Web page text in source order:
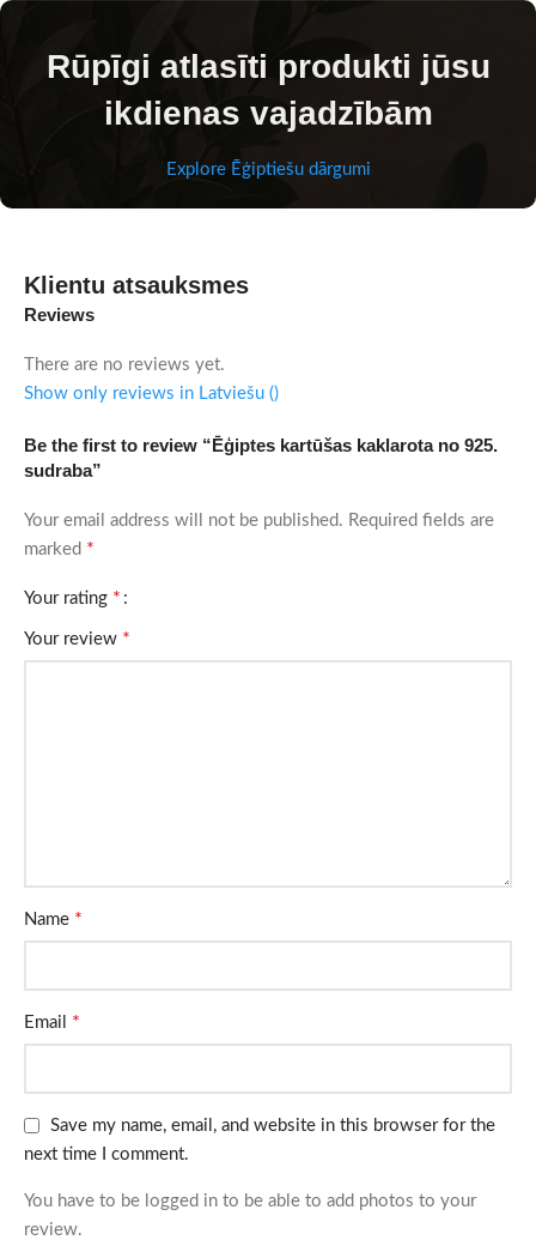
Rūpīgi atlasīti produkti jūsu
ikdienas vajadzībām
Explore Ēģiptiešu dārgumi
Klientu atsauksmes
Reviews
There are no reviews yet.
Show only reviews in Latviešu ()
Be the first to review “Ēģiptes kartūšas kaklarota no 925.
sudraba”
Your email address will not be published. Required fields are
marked *
Your rating *
Your review *
Name *
Email *
Save my name, email, and website in this browser for the
next time I comment.
You have to be logged in to be able to add photos to your
review.